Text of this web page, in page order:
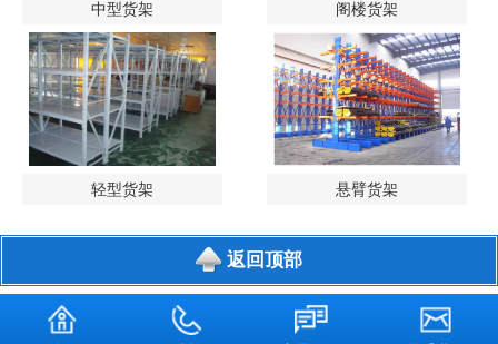
中型货架 阁楼货架
轻型货架 悬臂货架
返回顶部